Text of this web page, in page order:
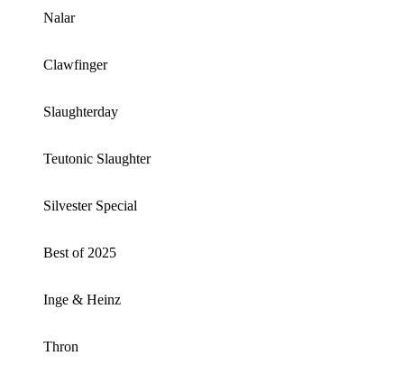
Nalar
Clawfinger
Slaughterday
Teutonic Slaughter
Silvester Special
Best of 2025
Inge & Heinz
Thron